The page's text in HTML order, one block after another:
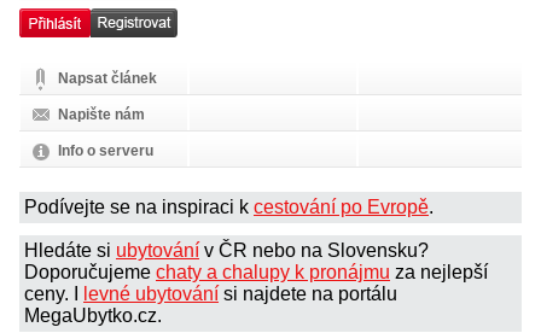
Napsat článek
Napište nám
Info o serveru
Podívejte se na inspiraci k cestování po Evropě.
Hledáte si ubytování v ČR nebo na Slovensku?
Doporučujeme chaty a chalupy k pronájmu za nejlepší
ceny. I
levné ubytování si najdete na portálu
MegaUbytko.cz.